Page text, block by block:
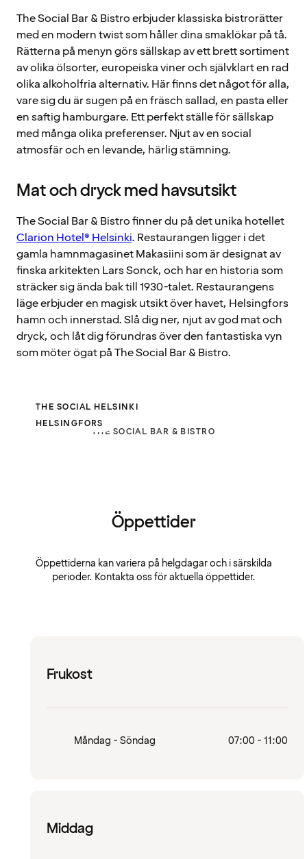
The Social Bar & Bistro erbjuder klassiska bistrorätter
med en modern twist som håller dina smaklökar på tå.
Rätterna på menyn görs sällskap av ett brett sortiment
av olika ölsorter, europeiska viner och självklart en rad
olika alkoholfria alternativ. Här finns det något för alla,
vare sig du är sugen på en fräsch sallad, en pasta eller
en saftig hamburgare. Ett perfekt ställe för sällskap
med många olika preferenser. Njut av en social
atmosfär och en levande, härlig stämning.
Mat och dryck med havsutsikt
The Social Bar & Bistro finner du på det unika hotellet
Clarion Hotel® Helsinki. Restaurangen ligger i det
gamla hamnmagasinet Makasiini som är designat av
finska arkitekten Lars Sonck, och har en historia som
sträcker sig ända bak till 1930-talet. Restaurangens
läge erbjuder en magisk utsikt över havet, Helsingfors
hamn och innerstad. Slå dig ner, njut av god mat och
dryck, och låt dig förundras över den fantastiska vyn
som möter ögat på The Social Bar & Bistro.
THE SOCIAL BAR & BISTRO
THE SOCIAL HELSINKI
HELSINGFORS
Öppettider
Öppettiderna kan variera på helgdagar och i särskilda
perioder. Kontakta oss för aktuella öppettider.
Frukost
Måndag - Söndag 07:00 - 11:00
Middag